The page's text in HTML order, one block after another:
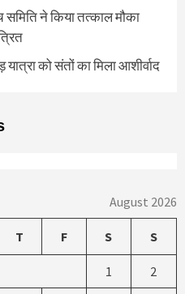
समिति ने किया तत्काल मौका
को संतों का मिला आशीर्वाद
August 2026
T F S S
1 2